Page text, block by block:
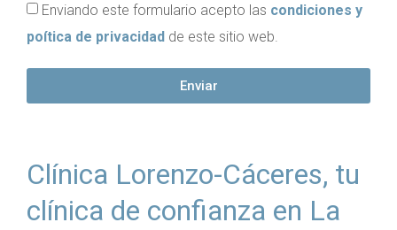
Clínica Lorenzo-Cáceres, tu
clínica de confianza en La
Enviando este formulario acepto las condiciones y
poítica de privacidad de este sitio web.
Enviar